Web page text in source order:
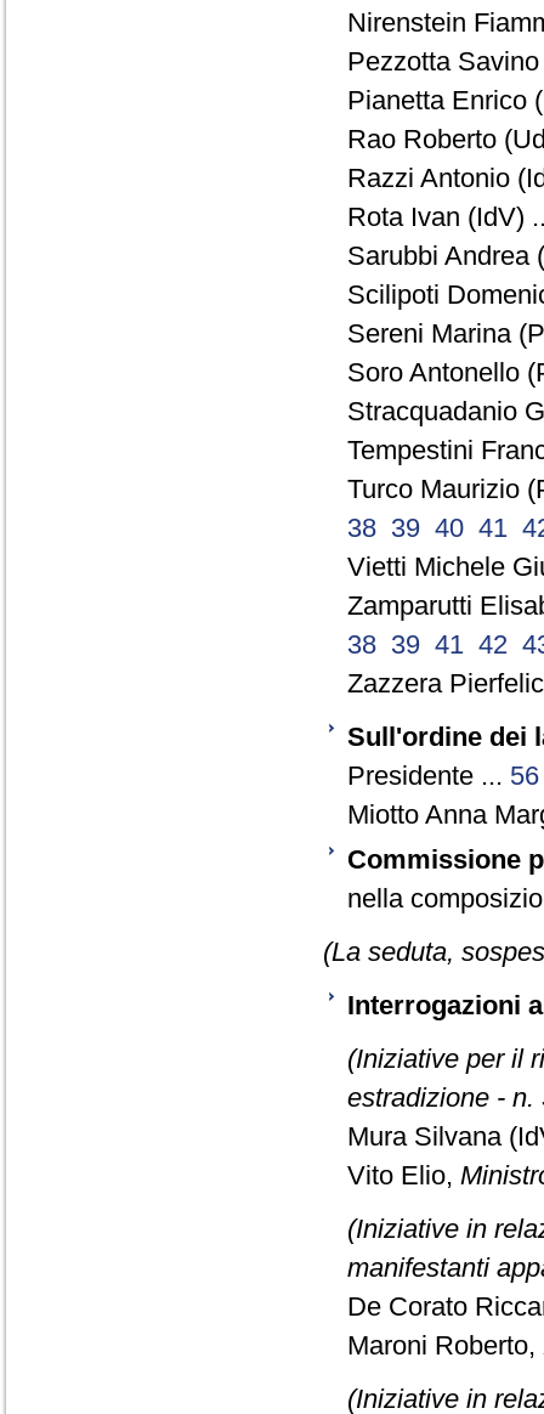
Nirenstein
Pezzotta
Pianetta Enrico
Rao Roberto
Razzi Antonio
Rota Ivan (IdV)
Sarubbi Andrea
Scilipoti
Sereni Marina
Soro Antonello
Stracquadanio
Tempestini
Turco Maurizio
38 39 40 41
Vietti Michele
Zamparutti
38 39 41 42
Zazzera
Sull'ordine dei
Presidente ... 56
Miotto Anna
Commissione
nella
(La seduta,
Interrogazioni
(Iniziative per il
estradizione - n.
Mura Silvana
Vito Elio,
(Iniziative in
manifestanti
De Corato
Maroni Roberto,
(Iniziative in